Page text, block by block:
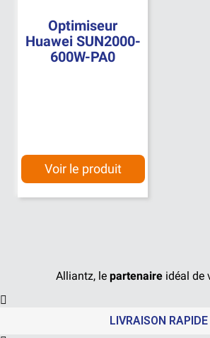
Optimiseur
Huawei SUN2000-
600W-PA0
Voir le produit
Alliantz, le partenaireidéal de
LIVRAISON RAPIDE